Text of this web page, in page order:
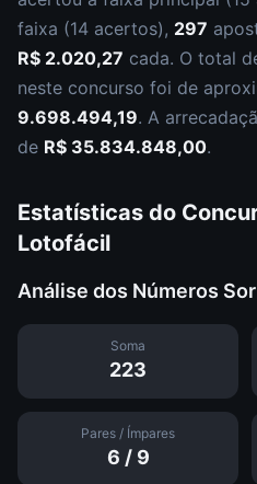
faixa (14 acertos), 297
R$ 2.020,27 cada. O total
neste concurso foi de
9.698.494,19. A
de R$ 35.834.848,00.
Estatísticas do
Lotofácil
Análise dos Números
Soma
223
Pares / Ímpares
6 / 9